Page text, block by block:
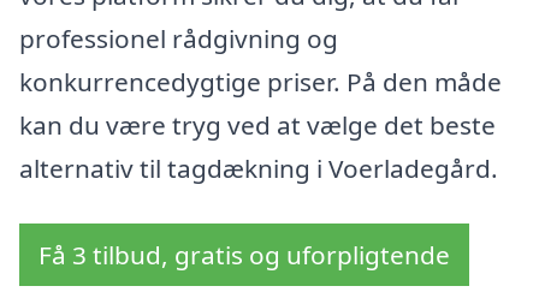
professionel rådgivning og
konkurrencedygtige priser. På den måde
kan du være tryg ved at vælge det beste
alternativ til tagdækning i Voerladegård.
Få 3 tilbud, gratis og uforpligtende